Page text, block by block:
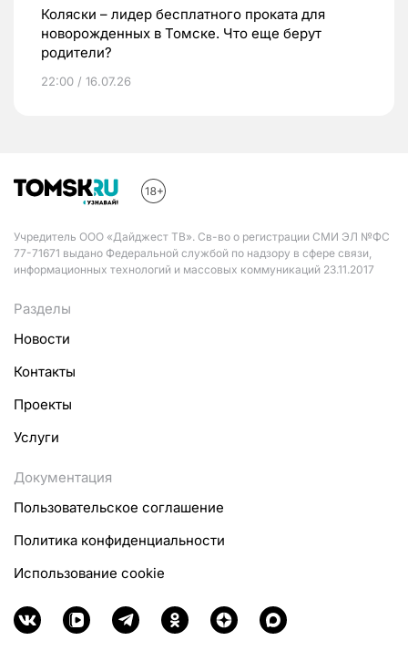
Коляски – лидер бесплатного проката для
новорожденных в Томске. Что еще берут
родители?
22:00 / 16.07.26
Учредитель ООО «Дайджест ТВ». Св-во о регистрации СМИ ЭЛ №ФС
77-71671 выдано Федеральной службой по надзору в сфере связи,
информационных технологий и массовых коммуникаций 23.11.2017
Разделы
Новости
Контакты
Проекты
Услуги
Документация
Пользовательское соглашение
Политика конфиденциальности
Использование cookie